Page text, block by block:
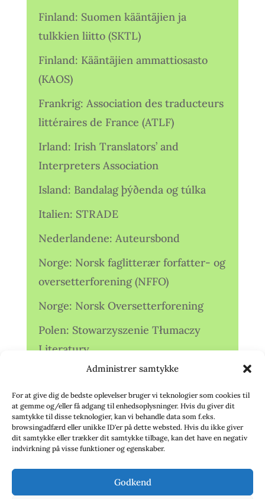
Administrer samtykke
For at give dig de bedste oplevelser bruger vi teknologier som cookies til
at gemme og/eller få adgang til enhedsoplysninger. Hvis du giver dit
samtykke til disse teknologier, kan vi behandle data som f.eks.
browsingadfærd eller unikke ID'er på dette websted. Hvis du ikke giver
dit samtykke eller trækker dit samtykke tilbage, kan det have en negativ
indvirkning på visse funktioner og egenskaber.
Godkend
Finland: Suomen kääntäjien ja
tulkkien liitto (SKTL)
Finland: Kääntäjien ammattiosasto
(KAOS)
Frankrig: Association des traducteurs
littéraires de France (ATLF)
Irland: Irish Translators’ and
Interpreters Association
Island: Bandalag þýðenda og túlka
Italien: STRADE
Nederlandene: Auteursbond
Norge: Norsk faglitterær forfatter- og
oversetterforening (NFFO)
Norge: Norsk Oversetterforening
Polen: Stowarzyszenie Tłumaczy
Literatury
Storbritannien: Translators
Association (TA)
Sverige: Översättarsektionen (Ö.)
Sverige: Översättarcentrum (ÖC)
deutschsprachiger Übersetzer (VdÜ)